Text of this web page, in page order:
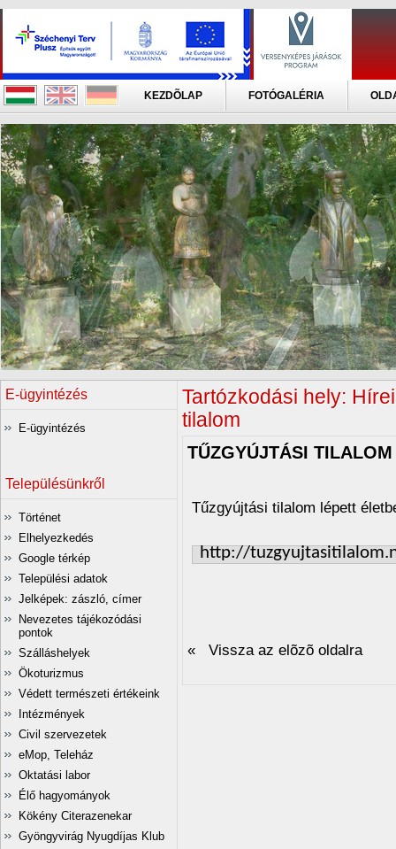
KEZDÕLAP FOTÓGALÉRIA
E-ügyintézés
E-ügyintézés
Településünkről
Történet
Elhelyezkedés
Google térkép
Települési adatok
Jelképek: zászló, címer
Nevezetes tájékozódási
pontok
Szálláshelyek
Ökoturizmus
Védett természeti értékeink
Intézmények
Civil szervezetek
eMop, Teleház
Oktatási labor
Élő hagyományok
Kökény Citerazenekar
Gyöngyvirág Nyugdíjas Klub
Tartózkodási hely:
tilalom
TŰZGYÚJTÁSI TILALOM
Tűzgyújtási tilalom lépett
http://
« Vissza az elõzõ oldalra